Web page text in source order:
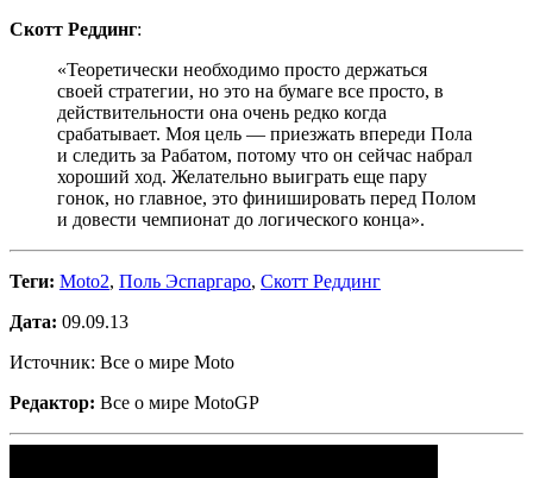
Скотт Реддинг:
«Теоретически необходимо просто держаться
своей стратегии, но это на бумаге все просто, в
действительности она очень редко когда
срабатывает. Моя цель — приезжать впереди Пола
и следить за Рабатом, потому что он сейчас набрал
хороший ход. Желательно выиграть еще пару
гонок, но главное, это финишировать перед Полом
и довести чемпионат до логического конца».
Теги: Moto2, Поль Эспаргаро, Скотт Реддинг
Дата: 09.09.13
Источник: Все о мире Moto
Редактор: Все о мире MotoGP